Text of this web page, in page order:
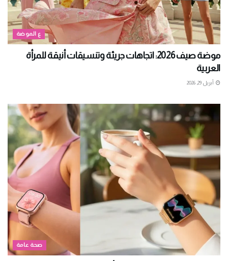
ع الموضة
موضة صيف 2026: اتجاهات جريئة وتنسيقات أنيقة للمرأة
العربية
أبريل 29, 2026
صحة عامة